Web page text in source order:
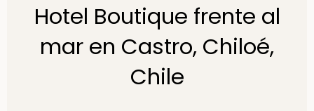
Hotel Boutique frente al
mar en Castro, Chiloé,
Chile​